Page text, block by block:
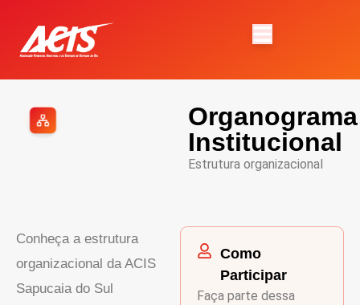
Organograma
Institucional
Estrutura organizacional
Conheça a estrutura
organizacional da ACIS
Sapucaia do Sul
Como
Participar
Faça parte dessa